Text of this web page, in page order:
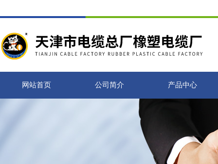
网站首页 公司简介 产品中心